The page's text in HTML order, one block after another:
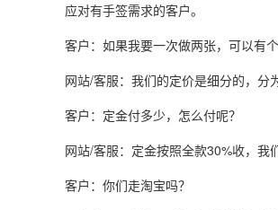
应对有手签需求的客户。
客户：如果我要一次做两张，可以有个
网站/客服：我们的定价是细分的，分
客户：定金付多少，怎么付呢？
网站/客服：定金按照全款30%收，我
客户：你们走淘宝吗？